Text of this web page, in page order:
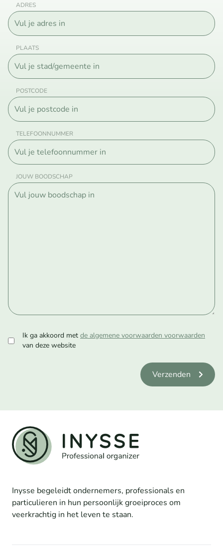
ADRES
PLAATS
POSTCODE
TELEFOONNUMMER
JOUW BOODSCHAP
Ik ga akkoord met de algemene voorwaarden voorwaarden
van deze website
Verzenden
Inysse begeleidt ondernemers, professionals en
particulieren in hun persoonlijk groeiproces om
veerkrachtig in het leven te staan.